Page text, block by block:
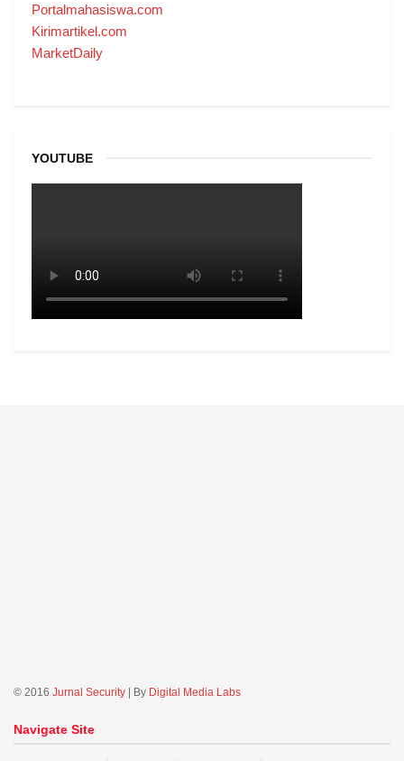
Portalmahasiswa.com
Kirimartikel.com
MarketDaily
YOUTUBE
© 2016 Jurnal Security | By Digital Media Labs
Navigate Site